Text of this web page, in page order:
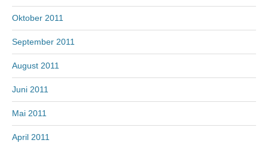
Oktober 2011
September 2011
August 2011
Juni 2011
Mai 2011
April 2011